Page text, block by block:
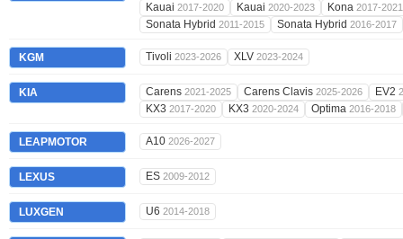
Kauai 2017-2020 Kauai 2020-2023 Kona 2017-2021
Sonata Hybrid 2011-2015 Sonata Hybrid 2016-2017
KGM Tivoli 2023-2026 XLV 2023-2024
KIA Carens 2021-2025 Carens Clavis 2025-2026 EV2
KX3 2017-2020 KX3 2020-2024 Optima 2016-2018
LEAPMOTOR A10 2026-2027
LEXUS ES 2009-2012
LUXGEN U6 2014-2018